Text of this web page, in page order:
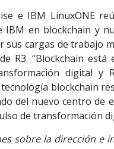
e IBM LinuxONE
IBM en blockchain y
sus cargas de trabajo
R3. “Blockchain
digital y
blockchain
del nuevo centro de
de transformación
sobre la dirección e